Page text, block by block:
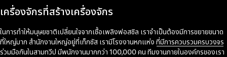
ในการทำให้มนุษยชาติเปลี่ยนใจจากเชื้อเพลิงฟอสซิล เราจำเป็นต้องมีการขยายขนาด
ที่ใหญ่มาก สำนักงานใหญ่อยู่ที่เท็กซัส เรามีโรงงานหกแห่ง ที่มีการควบรวมครบวงจร
ร่วมมือกันในสามทวีป มีพนักงานมากกว่า 100,000 คน ทีมงานภายในองค์กรของเรา
เครื่องจักรที่สร้างเครื่องจักร